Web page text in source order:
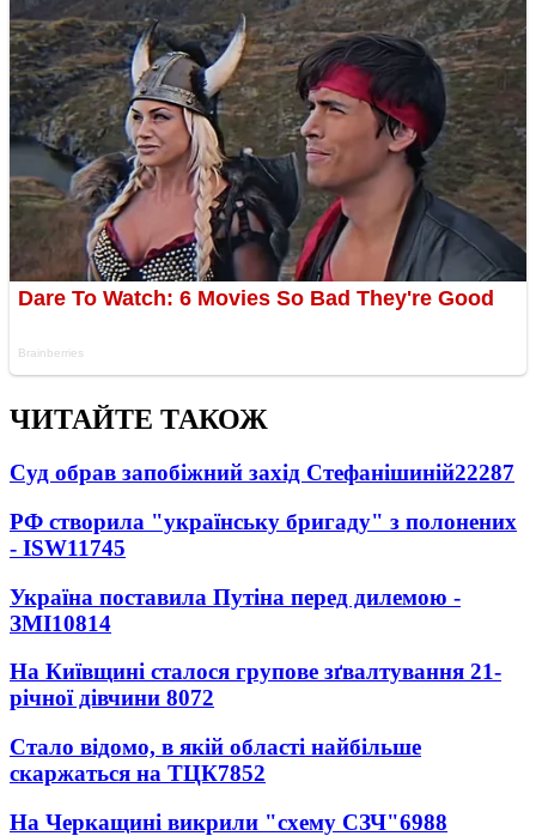
ЧИТАЙТЕ ТАКОЖ
Суд обрав запобіжний захід Стефанішиній22287
РФ створила "українську бригаду" з полонених
- ISW11745
Україна поставила Путіна перед дилемою -
ЗМІ10814
На Київщині сталося групове зґвалтування 21-
річної дівчини 8072
Стало відомо, в якій області найбільше
скаржаться на ТЦК7852
На Черкащині викрили "схему СЗЧ"6988